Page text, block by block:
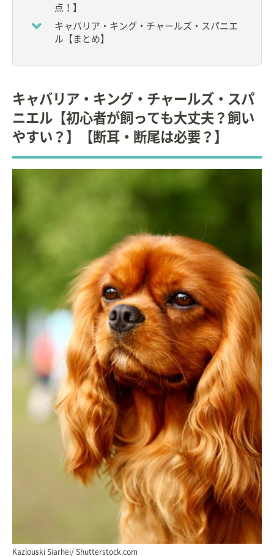
点！】
キャバリア・キング・チャールズ・スパニエ
ル【まとめ】
キャバリア・キング・チャールズ・スパ
ニエル【初心者が飼っても大丈夫？飼い
やすい？】【断耳・断尾は必要？】
Kazlouski Siarhei/ Shutterstock.com